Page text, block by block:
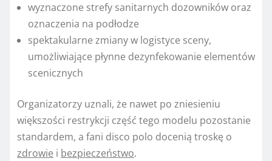
wyznaczone strefy sanitarnych dozowników oraz
oznaczenia na podłodze
spektakularne zmiany w logistyce sceny,
umożliwiające płynne dezynfekowanie elementów
scenicznych
Organizatorzy uznali, że nawet po zniesieniu
większości restrykcji część tego modelu pozostanie
standardem, a fani disco polo docenią troskę o
zdrowie i bezpieczeństwo.